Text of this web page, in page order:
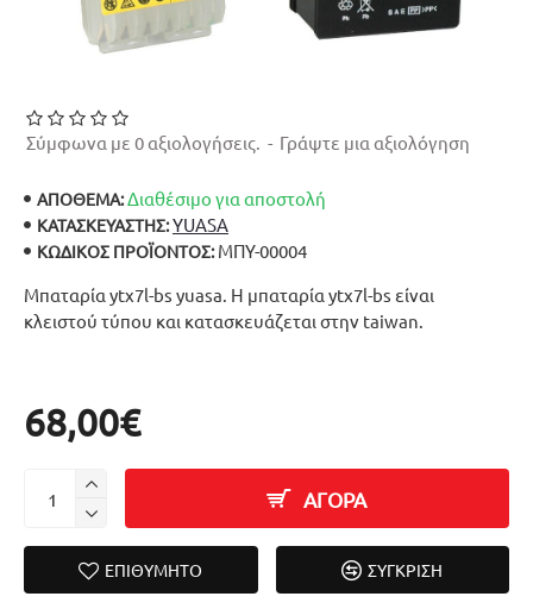
Μπαταρία ytx7l-bs yuasa. Η μπαταρία ytx7l-bs είναι
κλειστού τύπου και κατασκευάζεται στην taiwan.
ΑΠΟΘΕΜΑ:Διαθέσιμο για αποστολή
ΚΑΤΑΣΚΕΥΑΣΤΉΣ:YUASA
ΚΩΔΙΚΌΣ ΠΡΟΪΌΝΤΟΣ: ΜΠΥ-00004
Σύμφωνα με 0 αξιολογήσεις. - Γράψτε μια αξιολόγηση
68,00€
ΑΓΟΡΑ
ΕΠΙΘΥΜΗΤΌ ΣΎΓΚΡΙΣΗ